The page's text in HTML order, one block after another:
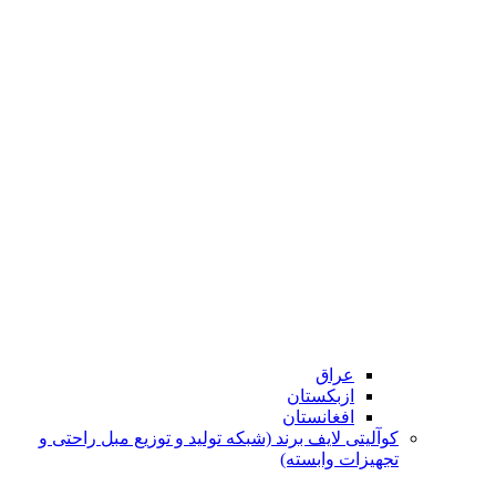
عراق
ازبکستان
افغانستان
کوآلیتی لایف برند (شبکه تولید و توزیع مبل راحتی و
تجهیزات وابسته)